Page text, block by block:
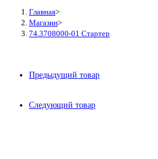
СтартерГлавная>
Магазин>
74.3708000-01 Стартер
Предыдущий товар
Следующий товар